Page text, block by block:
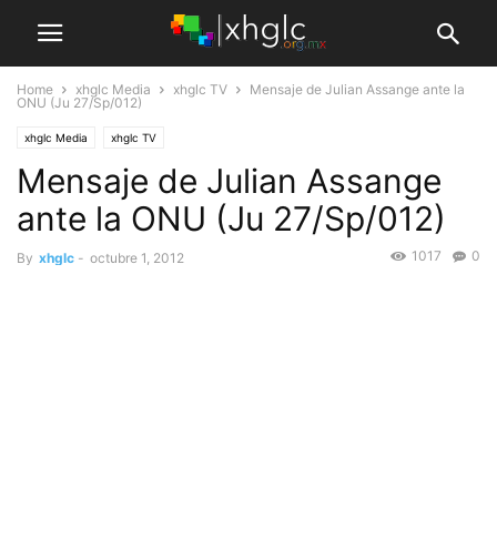
Home xhglc Media xhglc TV
Mensaje de Julian Assange ante la
ONU (Ju 27/Sp/012)
xhglc Media xhglc TV
Mensaje de Julian Assange
ante la ONU (Ju 27/Sp/012)
By xhglc - octubre 1, 2012 0
1017